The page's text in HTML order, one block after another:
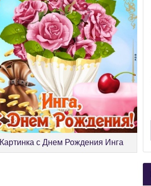
Картинка с Днем Рождения Инга